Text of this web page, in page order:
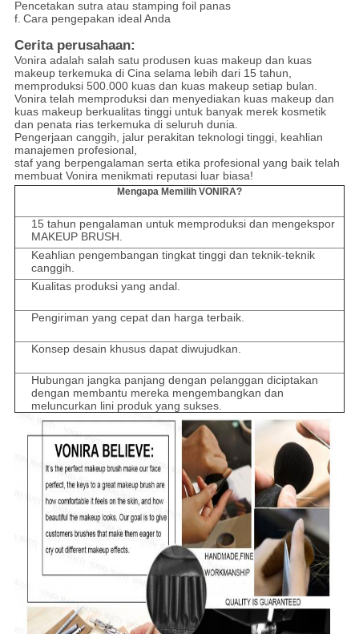
Pencetakan sutra atau stamping foil panas
f. Cara pengepakan ideal Anda
Cerita perusahaan:
Vonira adalah salah satu produsen kuas makeup dan kuas
makeup terkemuka di Cina selama lebih dari 15 tahun,
memproduksi 500.000 kuas dan kuas makeup setiap bulan.
Vonira telah memproduksi dan menyediakan kuas makeup dan
kuas makeup berkualitas tinggi untuk banyak merek kosmetik
dan penata rias terkemuka di seluruh dunia.
Pengerjaan canggih, jalur perakitan teknologi tinggi, keahlian
manajemen profesional,
staf yang berpengalaman serta etika profesional yang baik telah
membuat Vonira menikmati reputasi luar biasa!
Mengapa Memilih VONIRA?
15 tahun pengalaman untuk memproduksi dan mengekspor
MAKEUP BRUSH.
Keahlian pengembangan tingkat tinggi dan teknik-teknik
canggih.
Kualitas produksi yang andal.
Pengiriman yang cepat dan harga terbaik.
Konsep desain khusus dapat diwujudkan.
Hubungan jangka panjang dengan pelanggan diciptakan
dengan membantu mereka mengembangkan dan
meluncurkan lini produk yang sukses.